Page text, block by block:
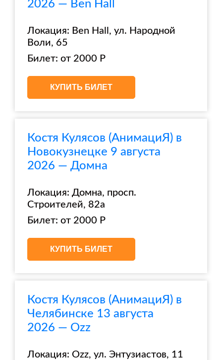
2026 — Ben Hall
Локация: Ben Hall, ул. Народной
Воли, 65
Билет: от 2000 Р
КУПИТЬ БИЛЕТ
Костя Кулясов (АнимациЯ) в
Новокузнецке 9 августа
2026 — Домна
Локация: Домна, просп.
Строителей, 82а
Билет: от 2000 Р
КУПИТЬ БИЛЕТ
Костя Кулясов (АнимациЯ) в
Челябинске 13 августа
2026 — Ozz
Локация: Ozz, ул. Энтузиастов, 11